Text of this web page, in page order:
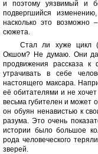
и поэтому уязвимый и
подвергшийся
насколько это возможно
сюжета.
Стал ли хуже цикл
Окшом? Не думаю. Они
продвижения рассказа к
утрачивать в себе
настоящего максара.
её обитателями и не
весьма губителен и может
он обуян ненавистью к
разума. Это очень
истории было большое
рода человеческого
зверей.